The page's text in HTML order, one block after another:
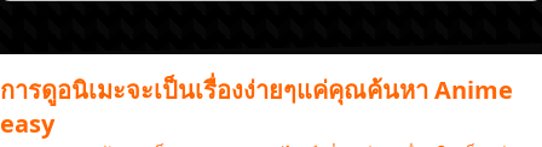
การดูอนิเมะจะเป็นเรื่องง่ายๆแค่คุณค้นหา Anime
easy